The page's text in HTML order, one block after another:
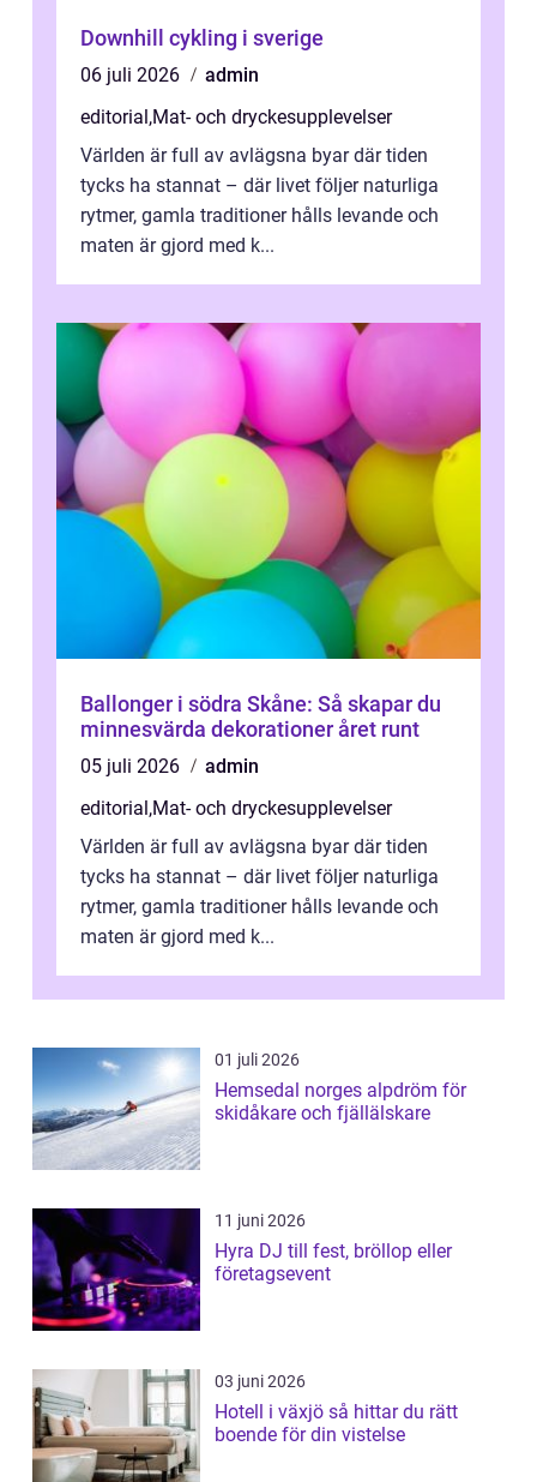
Downhill cykling i sverige
06 juli 2026
admin
editorial ,Mat- och dryckesupplevelser
Världen är full av avlägsna byar där tiden
tycks ha stannat – där livet följer naturliga
rytmer, gamla traditioner hålls levande och
maten är gjord med k...
Ballonger i södra Skåne: Så skapar du
minnesvärda dekorationer året runt
05 juli 2026
admin
editorial ,Mat- och dryckesupplevelser
Världen är full av avlägsna byar där tiden
tycks ha stannat – där livet följer naturliga
rytmer, gamla traditioner hålls levande och
maten är gjord med k...
01 juli 2026
Hemsedal norges alpdröm för
skidåkare och fjällälskare
11 juni 2026
Hyra DJ till fest, bröllop eller
företagsevent
03 juni 2026
Hotell i växjö så hittar du rätt
boende för din vistelse